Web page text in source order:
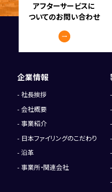
アフターサービスに
ついてのお問い合わせ
企業情報
社長挨拶
会社概要
事業紹介
日本ファイリングのこだわり
沿革
事業所・関連会社